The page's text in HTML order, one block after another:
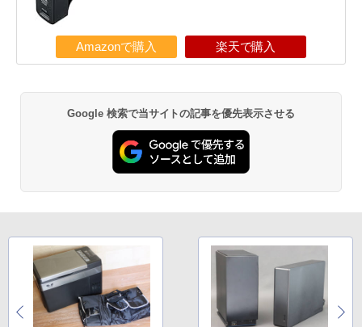
Amazonで購入 楽天で購入
Google 検索で当サイトの記事を優先表示させる